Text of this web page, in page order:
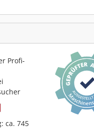
Profi-
ca. 745